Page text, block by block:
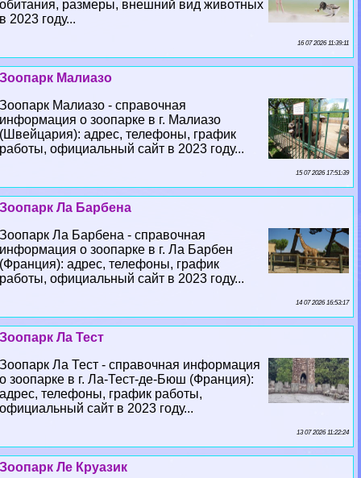
обитания, размеры, внешний вид животных
в 2023 году...
16 07 2026 11:39:11
Зоопарк Малиазо
Зоопарк Малиазо - справочная
информация о зоопарке в г. Малиазо
(Швейцария): адрес, телефоны, график
работы, официальный сайт в 2023 году...
15 07 2026 17:51:39
Зоопарк Ла Барбена
Зоопарк Ла Барбена - справочная
информация о зоопарке в г. Ла Барбен
(Франция): адрес, телефоны, график
работы, официальный сайт в 2023 году...
14 07 2026 16:53:17
Зоопарк Ла Тест
Зоопарк Ла Тест - справочная информация
о зоопарке в г. Ла-Тест-де-Бюш (Франция):
адрес, телефоны, график работы,
официальный сайт в 2023 году...
13 07 2026 11:22:24
Зоопарк Ле Круазик